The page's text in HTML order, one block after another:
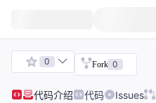
0 Fork 0
代码介绍 代码 Issues